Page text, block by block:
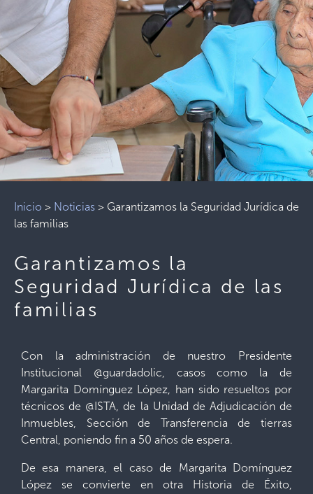
Inicio > Noticias > Garantizamos la Seguridad Jurídica de
las familias
Garantizamos la
Seguridad Jurídica de las
familias
Con la administración de nuestro Presidente
Institucional @guardadolic, casos como la de
Margarita Domínguez López, han sido resueltos por
técnicos de @ISTA, de la Unidad de Adjudicación de
Inmuebles, Sección de Transferencia de tierras
Central, poniendo fin a 50 años de espera.
De esa manera, el caso de Margarita Domínguez
López se convierte en otra Historia de Éxito,